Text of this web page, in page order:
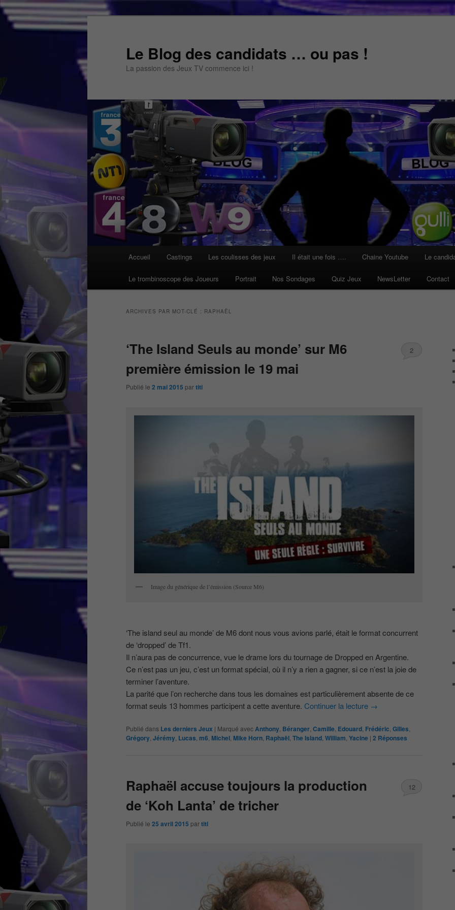
Aller
Aller
Le Blog des candidats … ou pas !
La passion des Jeux TV commence ici !
Accueil Castings Les coulisses des jeux Il était une fois …. Chaine Youtube Le
Le trombinoscope des Joueurs Portrait Nos Sondages Quiz Jeux NewsLetter Contact
ARCHIVES PAR MOT-CLÉ : RAPHAËL
‘The Island Seuls au monde’ sur M6
première émission le 19 mai
Publié le 2 mai 2015 partiti
2
Image du générique de l’émission (Source M6)
‘The island seul au monde’ de M6 dont nous vous avions parlé, était le format concurrent
de ‘dropped’ de Tf1.
Il n’aura pas de concurrence, vue le drame lors du tournage de Dropped en Argentine.
Ce n’est pas un jeu, c’est un format spécial, où il n’y a rien a gagner, si ce n’est la joie de
terminer l’aventure.
La parité que l’on recherche dans tous les domaines est particulièrement absente de ce
format seuls 13 hommes participent a cette aventure. Continuer la lecture →
Publié dans Les derniers Jeux | Marqué avecAnthony, Béranger, Camille, Edouard, Frédéric, Gilles,
Grégory, Jérémy, Lucas, m6, Michel, Mike Horn, Raphaël, The Island, William, Yacine | 2 Réponses
Raphaël accuse toujours la production
de ‘Koh Lanta’ de tricher
Publié le 25 avril 2015 partiti
12